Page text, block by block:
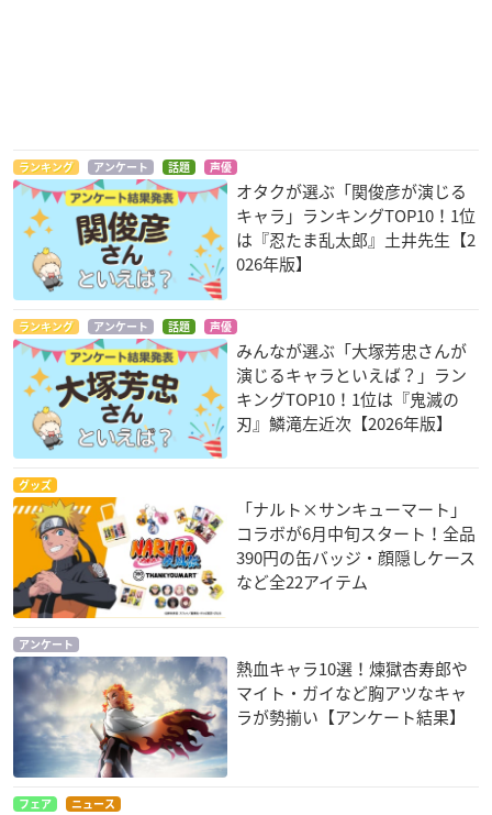
ランキング アンケート 話題 声優
オタクが選ぶ「関俊彦が演じる
キャラ」ランキングTOP10！1位
は『忍たま乱太郎』土井先生【2
026年版】
ランキング アンケート 話題 声優
みんなが選ぶ「大塚芳忠さんが
演じるキャラといえば？」ラン
キングTOP10！1位は『鬼滅の
刃』鱗滝左近次【2026年版】
グッズ
「ナルト×サンキューマート」
コラボが6月中旬スタート！全品
390円の缶バッジ・顔隠しケース
など全22アイテム
アンケート
熱血キャラ10選！煉獄杏寿郎や
マイト・ガイなど胸アツなキャ
ラが勢揃い【アンケート結果】
フェア ニュース